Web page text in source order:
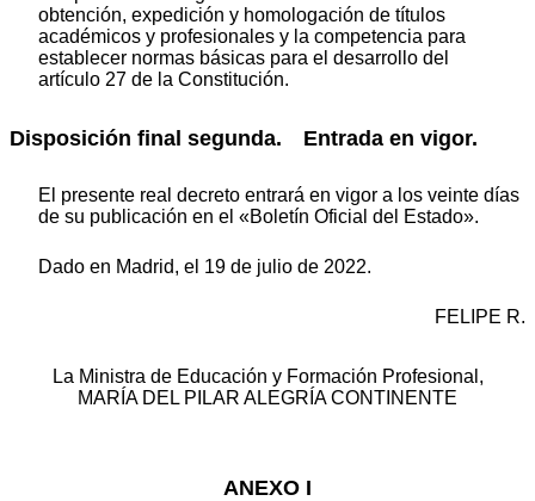
obtención, expedición y homologación de títulos
académicos y profesionales y la competencia para
establecer normas básicas para el desarrollo del
artículo 27 de la Constitución.
Disposición final segunda. Entrada en vigor.
El presente real decreto entrará en vigor a los veinte días
de su publicación en el «Boletín Oficial del Estado».
Dado en Madrid, el 19 de julio de 2022.
FELIPE R.
La Ministra de Educación y Formación Profesional,
MARÍA DEL PILAR ALEGRÍA CONTINENTE
ANEXO I